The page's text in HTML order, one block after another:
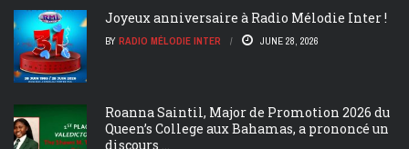
Joyeux anniversaire à Radio Mélodie Inter !
BY RADIO MÉLODIE INTER JUNE 28, 2026
Roanna Saintil, Major de Promotion 2026 du
Queen’s College aux Bahamas, a prononcé un
discours ...